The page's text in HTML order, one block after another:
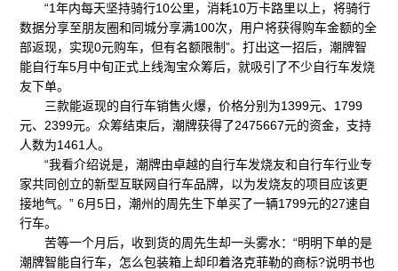
“1年内每天坚持骑行10公里，消耗10万卡路里以上，将骑行
数据分享至朋友圈和同城分享满100次，用户将获得购车金额的全
部返现，实现0元购车，但有名额限制”。打出这一招后，潮牌智
能自行车5月中旬正式上线淘宝众筹后，就吸引了不少自行车发烧
友下单。
三款能返现的自行车销售火爆，价格分别为1399元、1799
元、2399元。众筹结束后，潮牌获得了2475667元的资金，支持
人数为1461人。
“我看介绍说是，潮牌由卓越的自行车发烧友和自行车行业专
家共同创立的新型互联网自行车品牌，以为发烧友的项目应该更
接地气。” 6月5日，潮州的周先生下单买了一辆1799元的27速自
行车。
苦等一个月后，收到货的周先生却一头雾水：“明明下单的是
潮牌智能自行车，怎么包装箱上却印着洛克菲勒的商标?说明书也